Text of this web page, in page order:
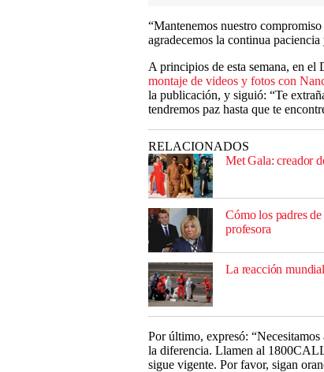
“Mantenemos nuestro
agradecemos la continua
A principios de esta semana, en el
montaje de videos y fotos con
la publicación, y siguió: “Te
tendremos paz hasta que te
RELACIONADOS
Met Gala: creador
Cómo los padres
profesora
La reacción
Por último, expresó:
la diferencia. Llamen al
sigue vigente. Por favor, sigan